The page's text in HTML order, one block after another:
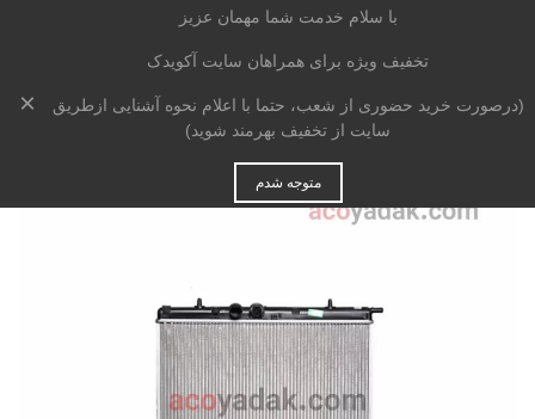
خانه > موتوری > رادیاتور > رادیاتور آب اچ سی کراس
با سلام خدمت شما مهمان عزیز
تخفیف ویژه برای همراهان سایت آکویدک
(درصورت خرید حضوری از شعب، حتما با اعلام نحوه آشنایی ازطریق
سایت از تخفیف بهرمند شوید)
متوجه شدم
×